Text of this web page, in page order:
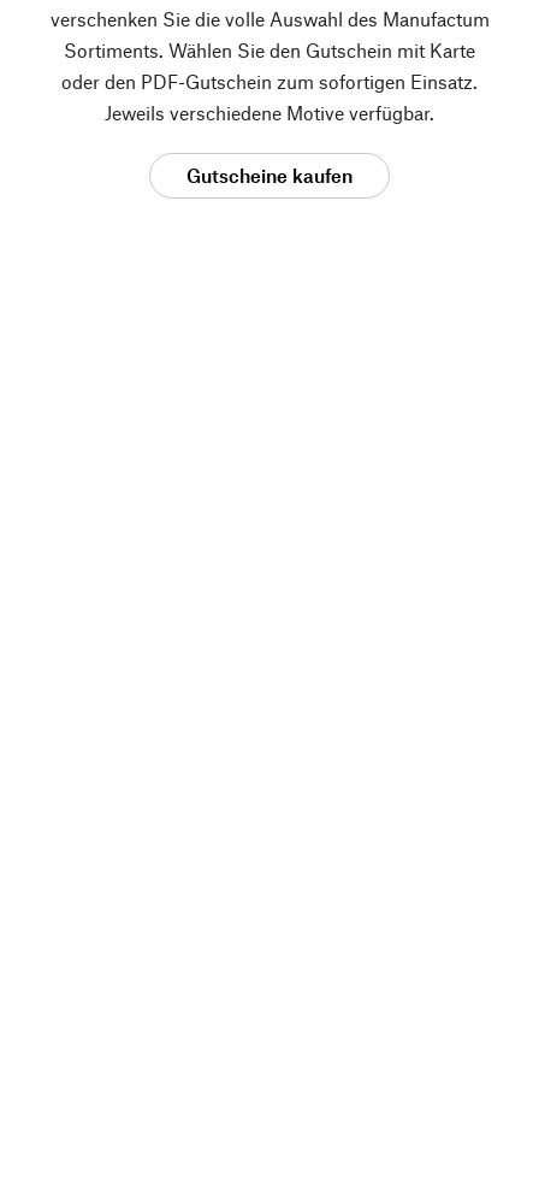
verschenken Sie die volle Auswahl des Manufactum
Sortiments. Wählen Sie den Gutschein mit Karte
oder den PDF-Gutschein zum sofortigen Einsatz.
Jeweils verschiedene Motive verfügbar.
Gutscheine kaufen